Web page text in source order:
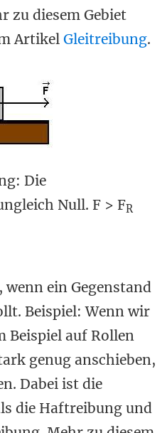
zu diesem Gebiet
Artikel Gleitreibung.
Die
Null. F > FR
ein Gegenstand
Beispiel: Wenn wir
Beispiel auf Rollen
genug anschieben,
Dabei ist die
die Haftreibung und